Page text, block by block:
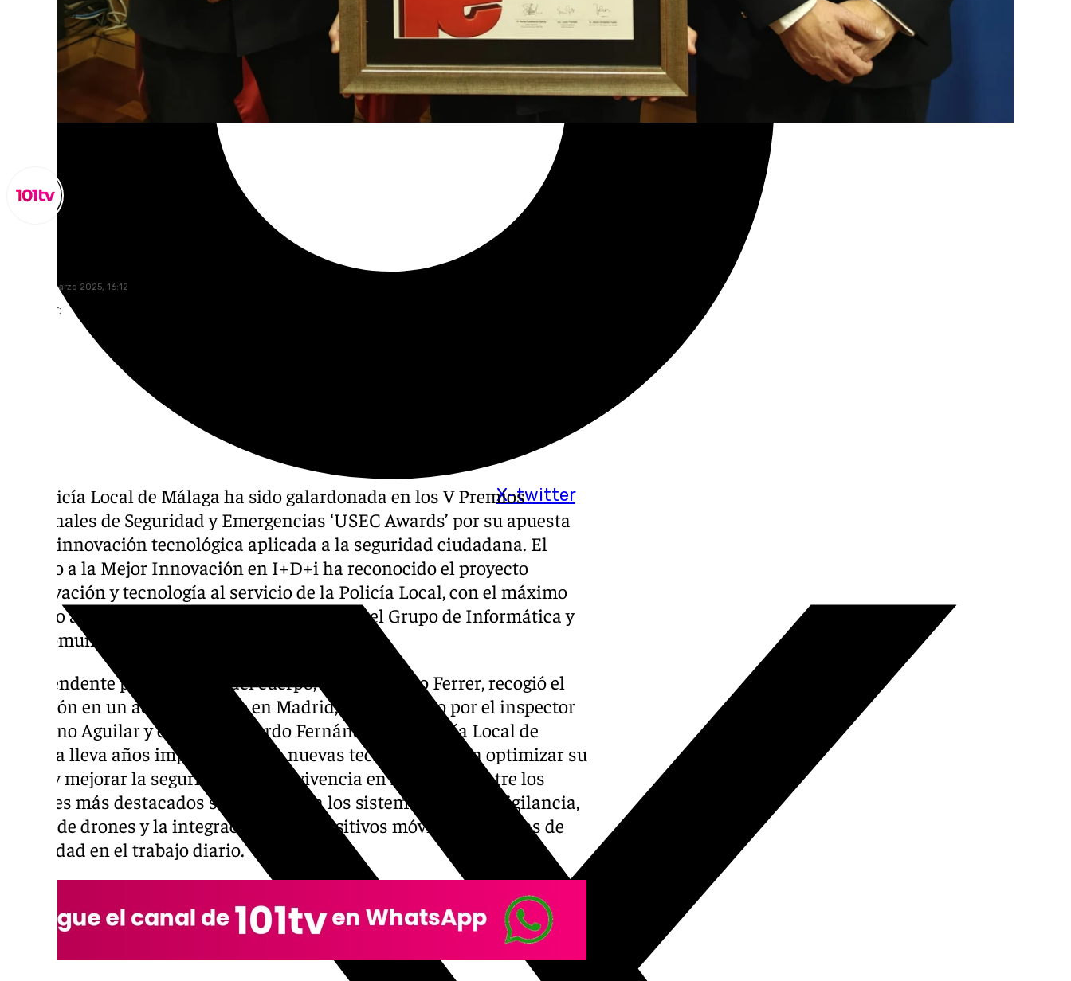
X-twitter
martes, 4 marzo 2025, 16:12
Compartir:
La Policía Local de Málaga ha sido galardonada en los V Premios
Nacionales de Seguridad y Emergencias ‘USEC Awards’ por su apuesta
por la innovación tecnológica aplicada a la seguridad ciudadana. El
premio a la Mejor Innovación en I+D+i ha reconocido el proyecto
«Innovación y tecnología al servicio de la Policía Local, con el máximo
respeto al medio ambiente», desarrollado por el Grupo de Informática y
Telecomunicaciones.
El intendente principal jefe del cuerpo, Juan Antonio Ferrer, recogió el
galardón en un acto celebrado en Madrid, acompañado por el inspector
Faustino Aguilar y el oficial Ricardo Fernández. La Policía Local de
Málaga lleva años implementando nuevas tecnologías para optimizar su
labor y mejorar la seguridad y la convivencia en la ciudad. Entre los
avances más destacados se encuentran los sistemas de videovigilancia,
el uso de drones y la integración de dispositivos móviles y cámaras de
seguridad en el trabajo diario.